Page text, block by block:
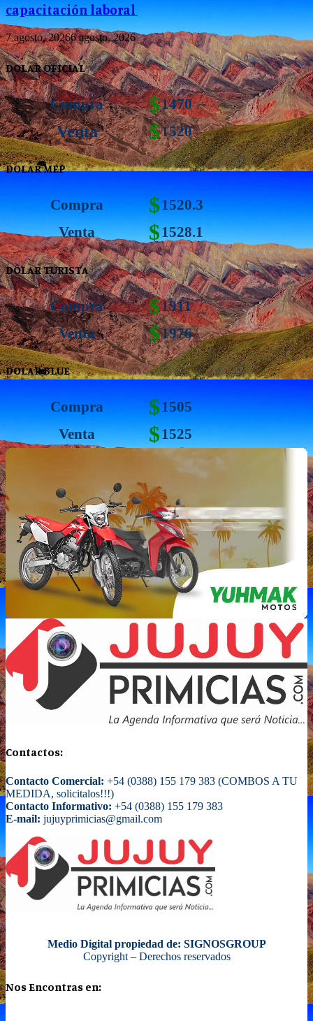
capacitación laboral
7 agosto, 20266 agosto, 2026
DOLAR OFICIAL
Compra $1470
Venta $1520
DOLAR MEP
Compra $1520.3
Venta
$1528.1
DOLAR TURISTA
Compra $1911
Venta
$1976
DOLAR BLUE
Compra $1505
Venta
$1525
Contactos:
Contacto Comercial: +54 (0388) 155 179 383 (COMBOS A TU
MEDIDA, solicitalos!!!)
Contacto Informativo: +54 (0388) 155 179 383
E-mail: jujuyprimicias@gmail.com
Medio Digital propiedad de: SIGNOSGROUP
Copyright – Derechos reservados
Nos Encontras en: